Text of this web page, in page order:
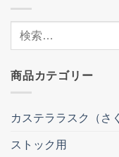
果:
商品カテゴリー
カステララスク（さ
ストック用